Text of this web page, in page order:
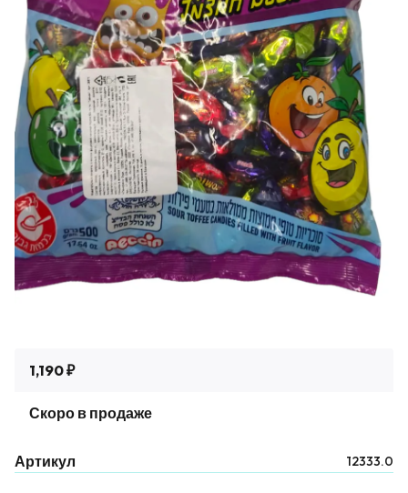
1,190 ₽
Скоро в продаже
Артикул 12333.0